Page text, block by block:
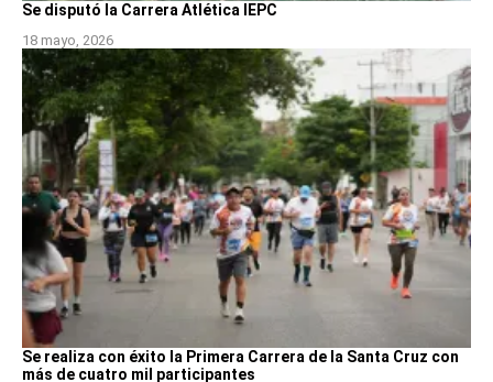
Se disputó la Carrera Atlética IEPC
18 mayo, 2026
Se realiza con éxito la Primera Carrera de la Santa Cruz con
más de cuatro mil participantes